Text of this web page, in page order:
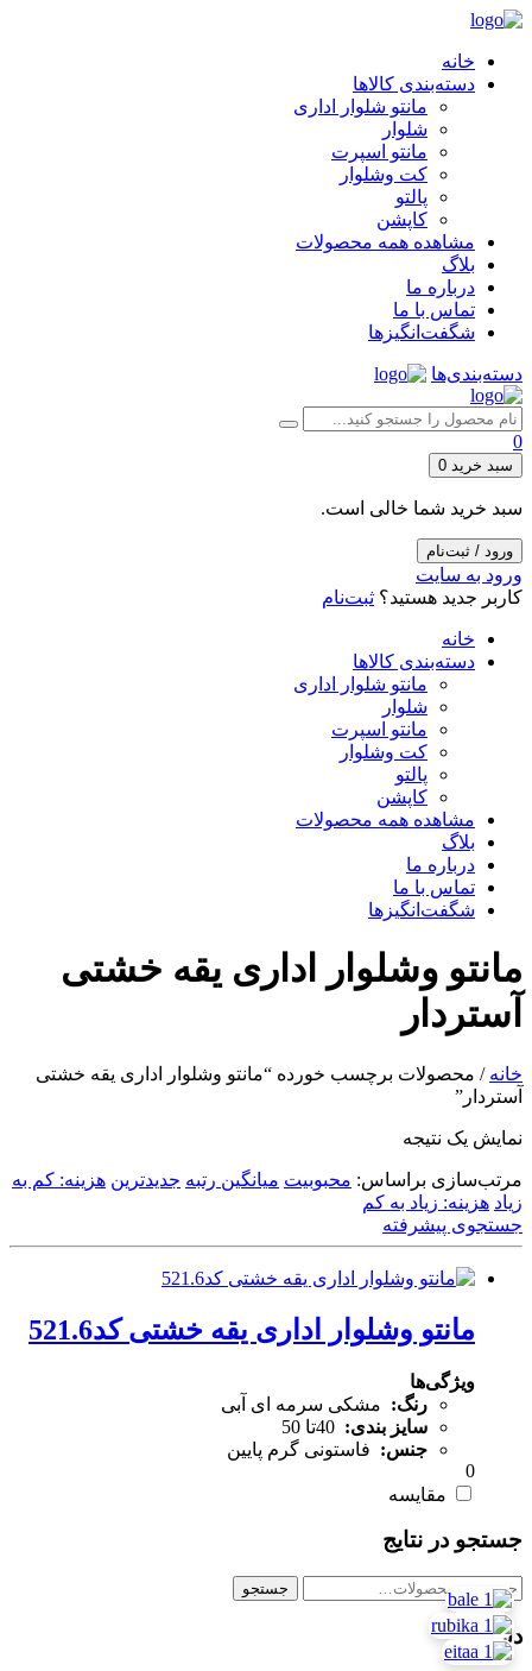
خانه
دسته‌بندی کالاها
مانتو شلوار اداری
شلوار
مانتو اسپرت
کت وشلوار
پالتو
کاپشن
مشاهده همه محصولات
بلاگ
درباره ما
تماس با ما
شگفت‌انگیزها
دسته‌بندی‌ها
0
سبد خرید 0
سبد خرید شما خالی است.
ورود / ثبت‌نام
ورود به سایت
کاربر جدید هستید؟ ثبت‌نام
خانه
دسته‌بندی کالاها
مانتو شلوار اداری
شلوار
مانتو اسپرت
کت وشلوار
پالتو
کاپشن
مشاهده همه محصولات
بلاگ
درباره ما
تماس با ما
شگفت‌انگیزها
مانتو وشلوار اداری یقه خشتی
آستردار
خانه / محصولات برچسب خورده “مانتو وشلوار اداری یقه خشتی
آستردار”
نمایش یک نتیجه
مرتب‌سازی براساس: محبوبیت میانگین رتبه جدیدترین هزینه: کم به
زیاد هزینه: زیاد به کم
جستجوی پیشرفته
مانتو وشلوار اداری یقه خشتی کد521.6
ویژگی‌ها
رنگ: مشکی سرمه ای آبی
سایز بندی: 40تا 50
جنس: فاستونی گرم پایین
0
مقایسه
جستجو در نتایج
جستجو
برای:
جستجو
دسته ها